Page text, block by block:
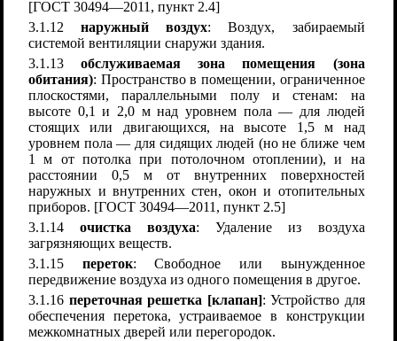
[ГОСТ 30494—2011, пункт 2.4]
3.1.12наружный воздух: Воздух, забираемый
системой вентиляции снаружи здания.
3.1.13обслуживаемая зона помещения (зона
обитания): Пространство в помещении, ограниченное
плоскостями, параллельными полу и стенам: на
высоте 0,1 и 2,0 м над уровнем пола — для людей
стоящих или двигающихся, на высоте 1,5 м над
уровнем пола — для сидящих людей (но не ближе чем
1 м от потолка при потолочном отоплении), и на
расстоянии 0,5 м от внутренних поверхностей
наружных и внутренних стен, окон и отопительных
приборов. [ГОСТ 30494—2011, пункт 2.5]
3.1.14очистка воздуха: Удаление из воздуха
загрязняющих веществ.
3.1.15 переток: Свободное или вынужденное
передвижение воздуха из одного помещения в другое.
3.1.16 переточная решетка [клапан]: Устройство для
обеспечения перетока, устраиваемое в конструкции
межкомнатных дверей или перегородок.